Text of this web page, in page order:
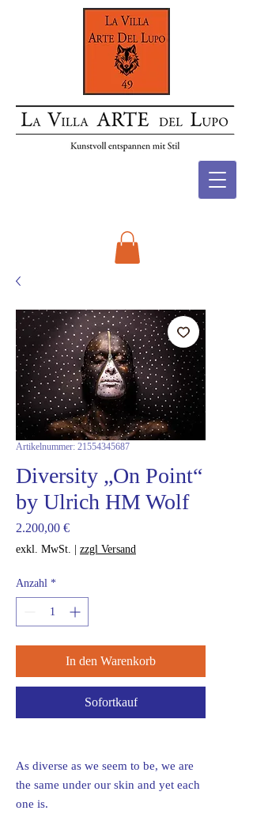
Artikelnummer: 21554345687
Diversity „On Point“
by Ulrich HM Wolf
2.200,00 €Preis
exkl. MwSt. | zzgl Versand
Anzahl *
In den Warenkorb
Sofortkauf
As diverse as we seem to be, we are
the same under our skin and yet each
one is.